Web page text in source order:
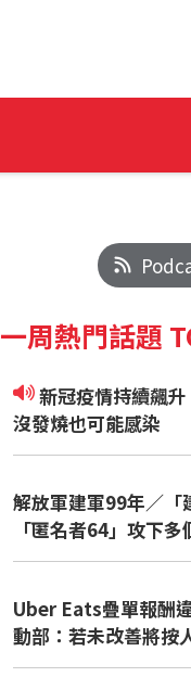
一周熱門話題
新冠疫情持續飆升 常見八大症狀
沒發燒也可能感染
解放軍建軍99年／「
「匿名者64」攻下
Uber Eats疊單報酬
動部：若未改善將按